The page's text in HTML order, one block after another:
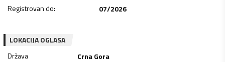
Registrovan do: 07/2026
LOKACIJA OGLASA
Država
Crna Gora